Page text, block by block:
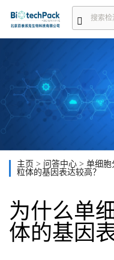
主页 > 问答中心 > 单细胞
粒体的基因表达较高？
为什么单
体的基因